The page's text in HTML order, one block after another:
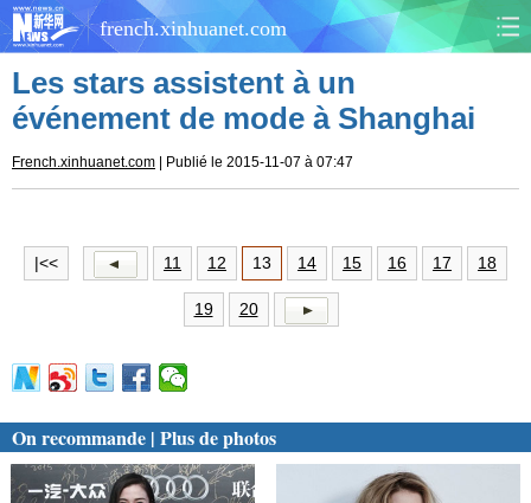
french.xinhuanet.com
CHINE
SANTÉ SPORTS
TOURISME
DOSSIERS PHOTOS
Les stars assistent à un
événement de mode à Shanghai
French.xinhuanet.com | Publié le 2015-11-07 à 07:47
|<< 11 12 13 14 15 16 17 18
19 20
On recommande | Plus de photos